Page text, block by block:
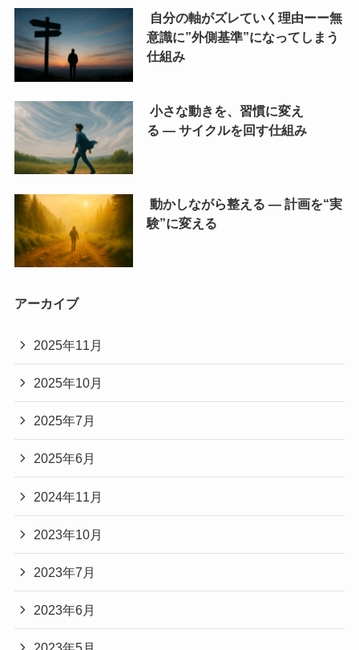
自分の軸がズレていく理由ーー無
意識に”外側基準”になってしまう
仕組み
小さな動きを、習慣に変え
る ― サイクルを回す仕組み
動かしながら整える ― 計画を“実
験”に変える
アーカイブ
2025年11月
2025年10月
2025年7月
2025年6月
2024年11月
2023年10月
2023年7月
2023年6月